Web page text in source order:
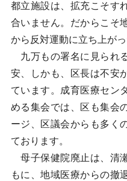
都立施設は、拡充こそす
合いません。だからこそ
から反対運動に立ち上がっ
九万もの署名に見られ
安、しかも、区長は不安
ています。成育医療セン
める集会では、区も集会
ージ、区議会からも多く
ております。
母子保健院廃止は、清
もに、地域医療からの撤